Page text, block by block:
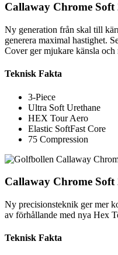
Callaway Chrome Soft
Ny generation från skal till
generera maximal hastighet.
Cover ger mjukare känsla
Teknisk Fakta
3-Piece
Ultra Soft Urethane
HEX Tour Aero
Elastic SoftFast Core
75 Compression
Callaway Chrome Soft
Ny precisionsteknik ger mer
av förhållande med nya Hex
Teknisk Fakta